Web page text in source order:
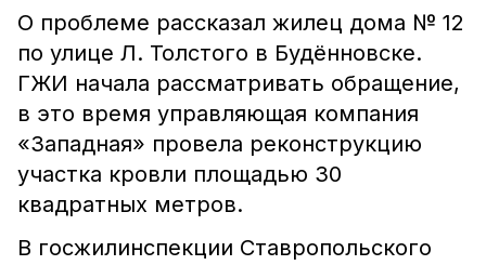
О проблеме рассказал жилец дома № 12
по улице Л. Толстого в Будённовске.
ГЖИ начала рассматривать обращение,
в это время управляющая компания
«Западная» провела реконструкцию
участка кровли площадью 30
квадратных метров.
В госжилинспекции Ставропольского